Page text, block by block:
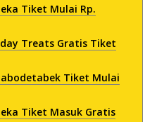
Tiket Mulai Rp.
Treats Gratis Tiket
Tiket Mulai
Tiket Masuk Gratis